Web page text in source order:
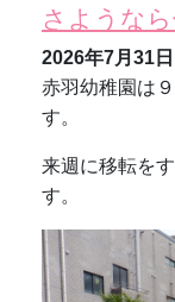
さような
2026年7月31日
赤羽幼稚園は
す。
来週に移転を
す。